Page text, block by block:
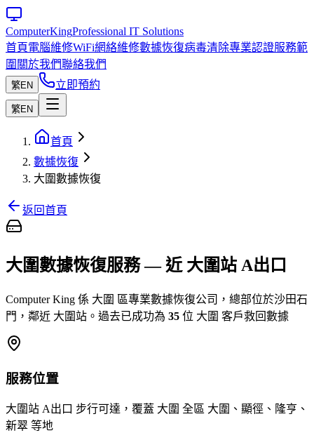
ComputerKingProfessional IT Solutions
首頁電腦維修WiFi網絡維修數據恢復病毒清除專業認證服務範
圍 關於我們聯絡我們
繁EN 立即預約
繁EN
首頁
數據恢復
大圍數據恢復
返回首頁
大圍數據恢復服務 — 近 大圍站 A出口
Computer King 係 大圍 區專業數據恢復公司，總部位於沙田石
門，鄰近 大圍站。過去已成功為 35 位 大圍 客戶救回數據
服務位置
大圍站 A出口 步行可達，覆蓋 大圍 全區 大圍、顯徑、隆亨、
新翠 等地